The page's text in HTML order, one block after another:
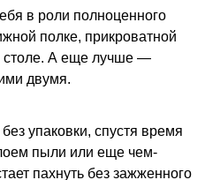
в роли полноценного
полке, прикроватной
столе. А еще лучше —
двумя.
упаковки, спустя время
пыли или еще чем-
пахнуть без зажженного